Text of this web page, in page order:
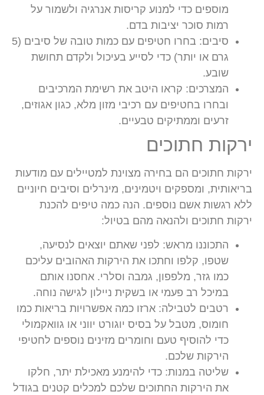
מוספים כדי למנוע קריסות אנרגיה ולשמור על
רמות סוכר יציבות בדם.
סיבים:
בחרו חטיפים עם כמות טובה של סיבים (5
גרם או יותר) כדי לסייע בעיכול ולקדם תחושת
שובע.
המצרכים:קראו היטב את רשימת המרכיבים
ובחרו בחטיפים עם רכיבי מזון מלא, כגון אגוזים,
זרעים וממתיקים טבעיים.
ירקות חתוכים
ירקות חתוכים הם בחירה מצוינת למטיילים עם מודעות
בריאותית, ומספקים ויטמינים, מינרלים וסיבים חיוניים
ללא רגשות אשם נוספים. הנה כמה טיפים להכנת
ירקות חתוכים ולהנאה מהם בטיול:
התכוננו מראש:לפני שאתם יוצאים לנסיעה,
שטפו, קלפו וחתכו את הירקות האהובים עליכם
כמו גזר, מלפפון, גמבה וסלרי. אחסנו אותם
במיכל רב פעמי או בשקית ניילון לגישה נוחה.
רטבים לטבילה:ארזו כמה אפשרויות בריאות כמו
חומוס, מטבל על בסיס יוגורט יווני או גוואקמולי
כדי להוסיף טעם וחומרים מזינים נוספים לחטיפי
הירקות שלכם.
שליטה במנות:כדי להימנע מאכילת יתר, חלקו
את הירקות החתוכים שלכם למכלים קטנים בגודל